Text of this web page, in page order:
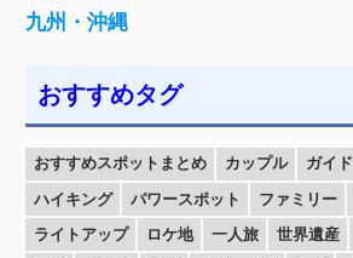
九州・沖縄
おすすめタグ
おすすめスポットまとめ カップル ガイド
ハイキング
パワースポット ファミリー
ライトアップ
ロケ地 一人旅 世界遺産